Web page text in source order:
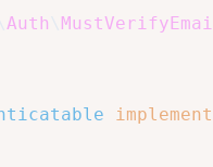
Auth